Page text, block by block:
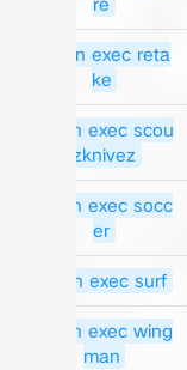
!rcon exec reta
ke
!rcon exec scou
tzknivez
!rcon exec socc
er
!rcon exec surf
!rcon exec wing
man